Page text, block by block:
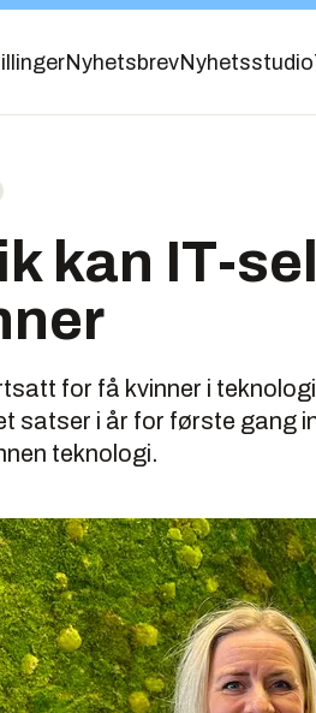
NyhetsbrevNyhetsstudio
kan IT-
for få kvinner i
satser i år for første gang
teknologi.